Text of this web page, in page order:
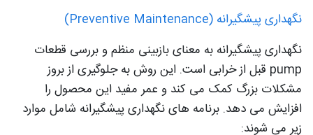
نگهداری پیشگیرانه (Preventive Maintenance)
نگهداری پیشگیرانه به معنای بازبینی منظم و بررسی قطعات
pump قبل از خرابی است. این روش به جلوگیری از بروز
مشکلات بزرگ کمک می کند و عمر مفید این محصول را
افزایش می دهد. برنامه های نگهداری پیشگیرانه شامل موارد
زیر می شوند: